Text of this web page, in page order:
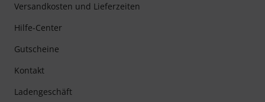
Versandkosten und Lieferzeiten
Hilfe-Center
Gutscheine
Kontakt
Ladengeschäft